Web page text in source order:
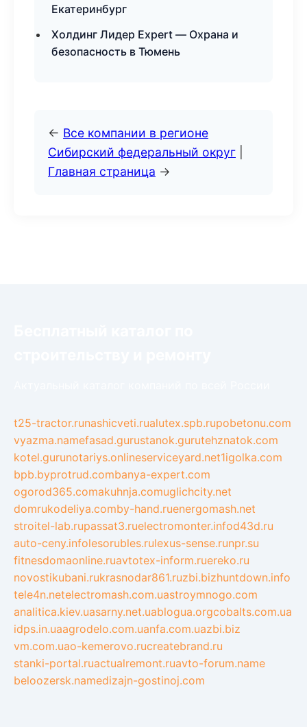
Екатеринбург
Холдинг Лидер Expert — Охрана и
безопасность в Тюмень
← Все компании в регионе
Сибирский федеральный округ
Главная страница →
t25-tractor.runashicveti.rualutex.spb.rupobetonu.com
vyazma.namefasad.gurustanok.gurutehznatok.com
kotel.gurunotariys.onlineserviceyard.net1igolka.com
bpb.byprotrud.combanya-expert.com
ogorod365.comakuhnja.comuglichcity.net
domrukodeliya.comby-hand.ruenergomash.net
stroitel-lab.rupassat3.ruelectromonter.infod43d.ru
auto-ceny.infolesorubles.rulexus-sense.runpr.su
fitnesdomaonline.ruavtotex-inform.ruereko.ru
novostikubani.rukrasnodar861.ruzbi.bizhuntdown.info
tele4n.netelectromash.com.uastroymnogo.com
analitica.kiev.uasarny.net.uablogua.orgcobalts.com.ua
idps.in.uaagrodelo.com.uanfa.com.uazbi.biz
vm.com.uao-kemerovo.rucreatebrand.ru
stanki-portal.ruactualremont.ruavto-forum.name
beloozersk.namedizajn-gostinoj.com